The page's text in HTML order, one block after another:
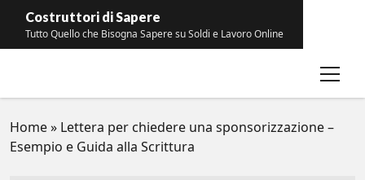
Costruttori di Sapere
Tutto Quello che Bisogna Sapere su Soldi e Lavoro Online
open
Home» Lettera per chiedere una sponsorizzazione –
Esempio e Guida alla Scrittura